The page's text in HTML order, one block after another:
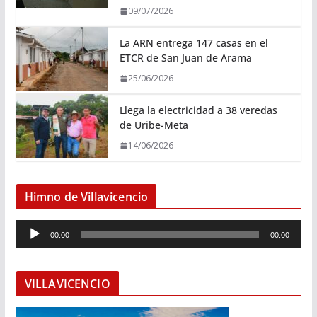
09/07/2026
La ARN entrega 147 casas en el
ETCR de San Juan de Arama
25/06/2026
Llega la electricidad a 38 veredas
de Uribe-Meta
14/06/2026
Himno de Villavicencio
e
o
00:00 00:00
VILLAVICENCIO